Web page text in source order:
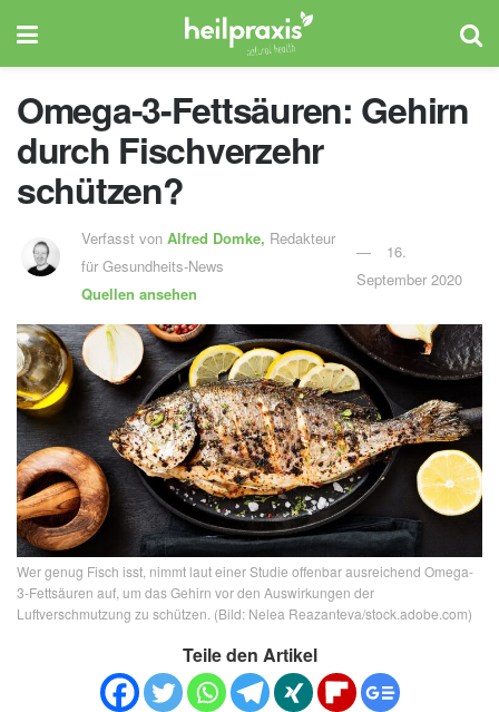
Omega-3-Fettsäuren: Gehirn
durch Fischverzehr
schützen?
Verfasst vonAlfred Domke, Redakteur
für Gesundheits-News
Quellen ansehen
16.
September 2020
Wer genug Fisch isst, nimmt laut einer Studie offenbar ausreichend Omega-
3-Fettsäuren auf, um das Gehirn vor den Auswirkungen der
Luftverschmutzung zu schützen. (Bild: Nelea Reazanteva/stock.adobe.com)
Teile den Artikel